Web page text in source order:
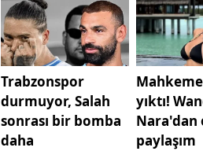
yenilenebilir enerji kaynakları
değerlendirmeler yapıldı.
Doğancıoğlu, NOV Enerji
International Kurucu Ortağı Rich
gelişmeler ele alındı.
Ayrıca, Teksas-Türkiye
enerji işbirlikleri masaya